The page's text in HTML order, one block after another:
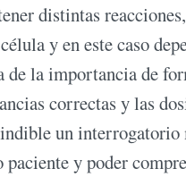
distintas
y en este caso
de la importancia de
correctas y las
un
y poder